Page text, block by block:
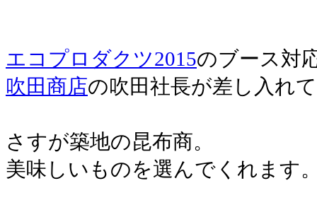
エコプロダクツ2015のブース対
吹田商店の吹田社長が差し入れ
さすが築地の昆布商。
美味しいものを選んでくれます